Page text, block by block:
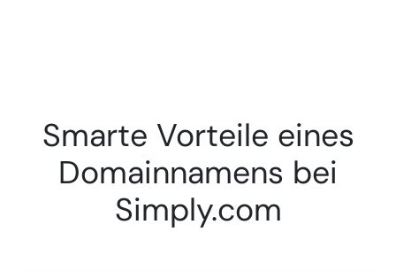
Smarte Vorteile eines
Domainnamens bei
Simply.com